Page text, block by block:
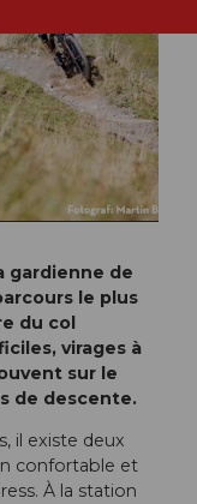
gardienne de
le plus
du col
virages à
sur le
de descente.
il existe deux
confortable et
À la station